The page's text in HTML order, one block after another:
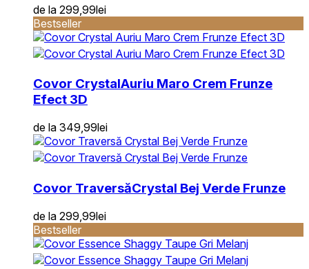
de la 299,99lei
Bestseller
Covor CrystalAuriu Maro Crem Frunze
Efect 3D
de la 349,99lei
Covor TraversăCrystal Bej Verde Frunze
de la 299,99lei
Bestseller